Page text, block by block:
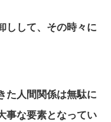
しして、その時々に
た人間関係は無駄に
事な要素となってい